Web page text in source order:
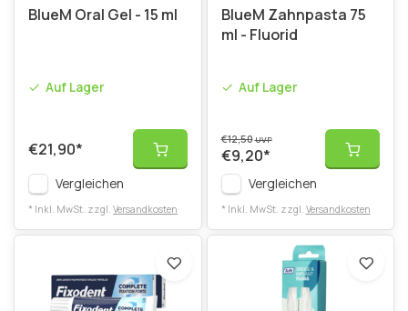
BlueM Oral Gel - 15 ml
Auf Lager
€21,90*
Vergleichen
* Inkl. MwSt. zzgl. Versandkosten
BlueM Zahnpasta 75
ml - Fluorid
Auf Lager
€12,50UVP
€9,20*
Vergleichen
* Inkl. MwSt. zzgl. Versandkosten